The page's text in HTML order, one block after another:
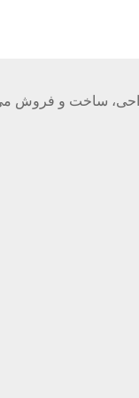
طراحی، ساخت و فروش